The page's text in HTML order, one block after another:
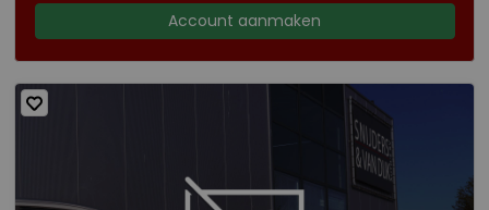
Account aanmaken